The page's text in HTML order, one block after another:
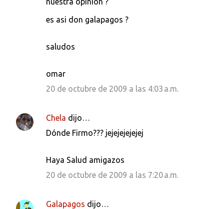
es asi don galapagos ?
saludos
omar
20 de octubre de 2009 a las 4:03 a.m.
Chela dijo…
Dónde Firmo??? jejejejejejej
Haya Salud amigazos
20 de octubre de 2009 a las 7:20 a.m.
Galapagos dijo…